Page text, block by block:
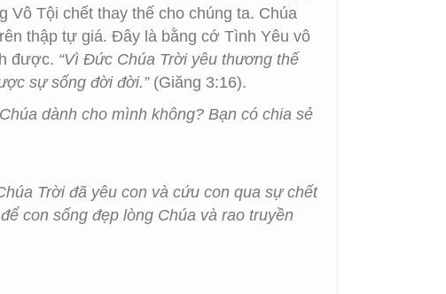
Vô Tội chết thay thế cho chúng ta. Chúa
thập tự giá. Đây là bằng cớ Tình Yêu vô
được. “Vì Đức Chúa Trời yêu thương thế
sự sống đời đời.”(Giăng 3:16).
dành cho mình không? Bạn có chia sẻ
Trời đã yêu con và cứu con qua sự chết
con sống đẹp lòng Chúa và rao truyền